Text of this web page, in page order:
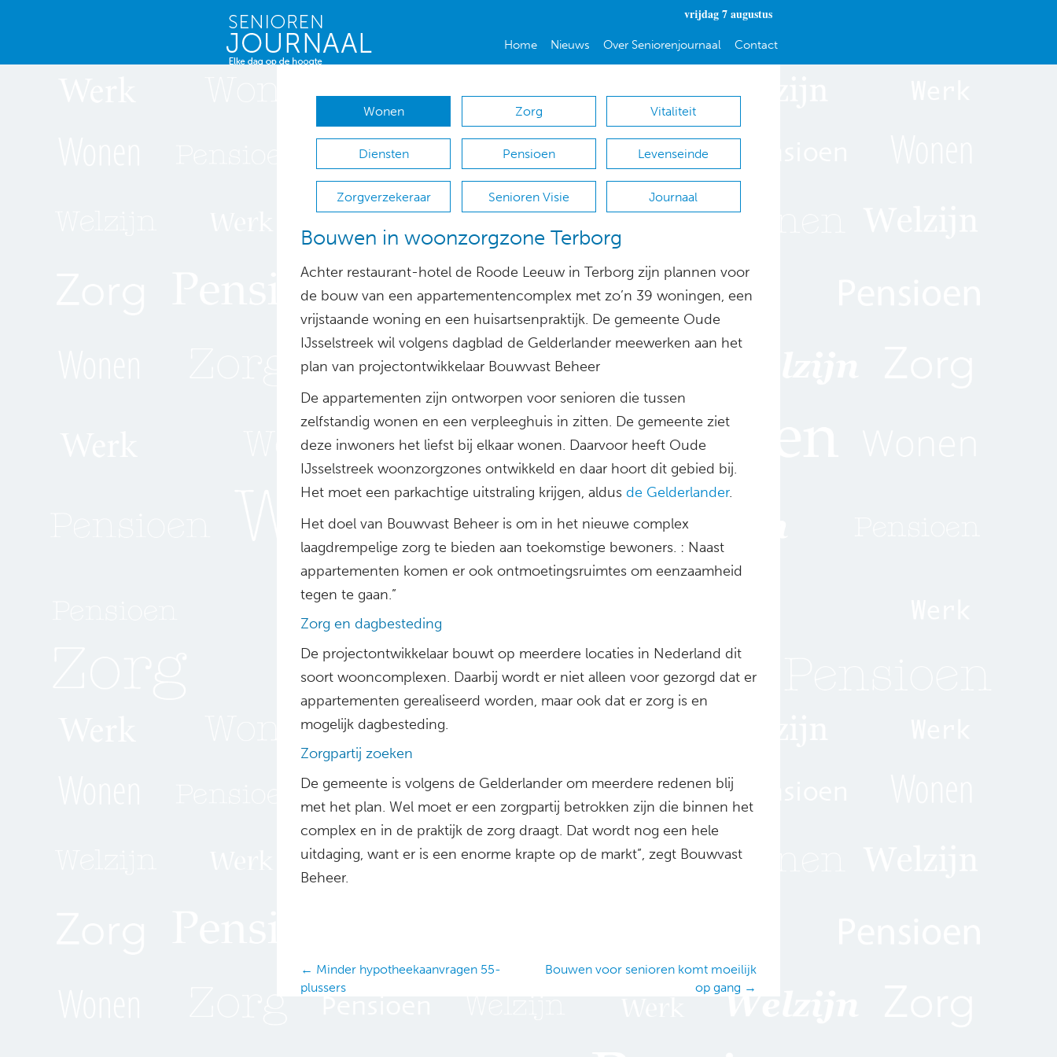
vrijdag 7 augustus
Home Nieuws Over Seniorenjournaal Contact
Wonen Zorg Vitaliteit
Diensten Pensioen Levenseinde
Zorgverzekeraar Senioren Visie Journaal
Bouwen in woonzorgzone Terborg
Achter restaurant-hotel de Roode Leeuw in Terborg zijn plannen voor
de bouw van een appartementencomplex met zo’n 39 woningen, een
vrijstaande woning en een huisartsenpraktijk. De gemeente Oude
IJsselstreek wil volgens dagblad de Gelderlander meewerken aan het
plan van projectontwikkelaar Bouwvast Beheer
De appartementen zijn ontworpen voor senioren die tussen
zelfstandig wonen en een verpleeghuis in zitten. De gemeente ziet
deze inwoners het liefst bij elkaar wonen. Daarvoor heeft Oude
IJsselstreek woonzorgzones ontwikkeld en daar hoort dit gebied bij.
Het moet een parkachtige uitstraling krijgen, aldus de Gelderlander.
Het doel van Bouwvast Beheer is om in het nieuwe complex
laagdrempelige zorg te bieden aan toekomstige bewoners. : Naast
appartementen komen er ook ontmoetingsruimtes om eenzaamheid
tegen te gaan.”
Zorg en dagbesteding
De projectontwikkelaar bouwt op meerdere locaties in Nederland dit
soort wooncomplexen. Daarbij wordt er niet alleen voor gezorgd dat er
appartementen gerealiseerd worden, maar ook dat er zorg is en
mogelijk dagbesteding.
Zorgpartij zoeken
De gemeente is volgens de Gelderlander om meerdere redenen blij
met het plan. Wel moet er een zorgpartij betrokken zijn die binnen het
complex en in de praktijk de zorg draagt. Dat wordt nog een hele
uitdaging, want er is een enorme krapte op de markt”, zegt Bouwvast
Beheer.
Posts
navigation
← Minder hypotheekaanvragen 55-
plussers
Bouwen voor senioren komt moeilijk
op gang →